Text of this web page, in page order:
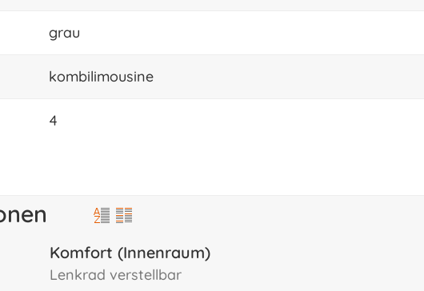
grau
kombilimousine
4
Komfort (Innenraum)
lenkrad verstellbar